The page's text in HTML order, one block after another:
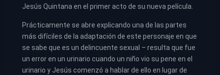
Jesús Quintana en el primer acto de su nueva película.
Prácticamente se abre explicando una de las partes
más difíciles de la adaptación de este personaje en que
se sabe que es un delincuente sexual – resulta que fue
un error en un urinario cuando un niño vio su pene en el
urinario y Jesús comenzó a hablar de ello en lugar de